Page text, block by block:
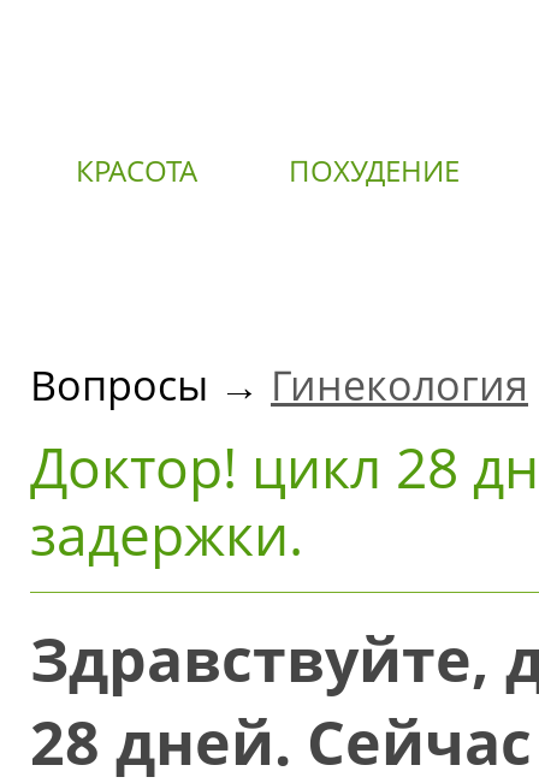
КРАСОТА ПОХУДЕНИЕ
Вопросы → Гинекология
Доктор! цикл 28
задержки.
Здравствуйте,
28 дней.